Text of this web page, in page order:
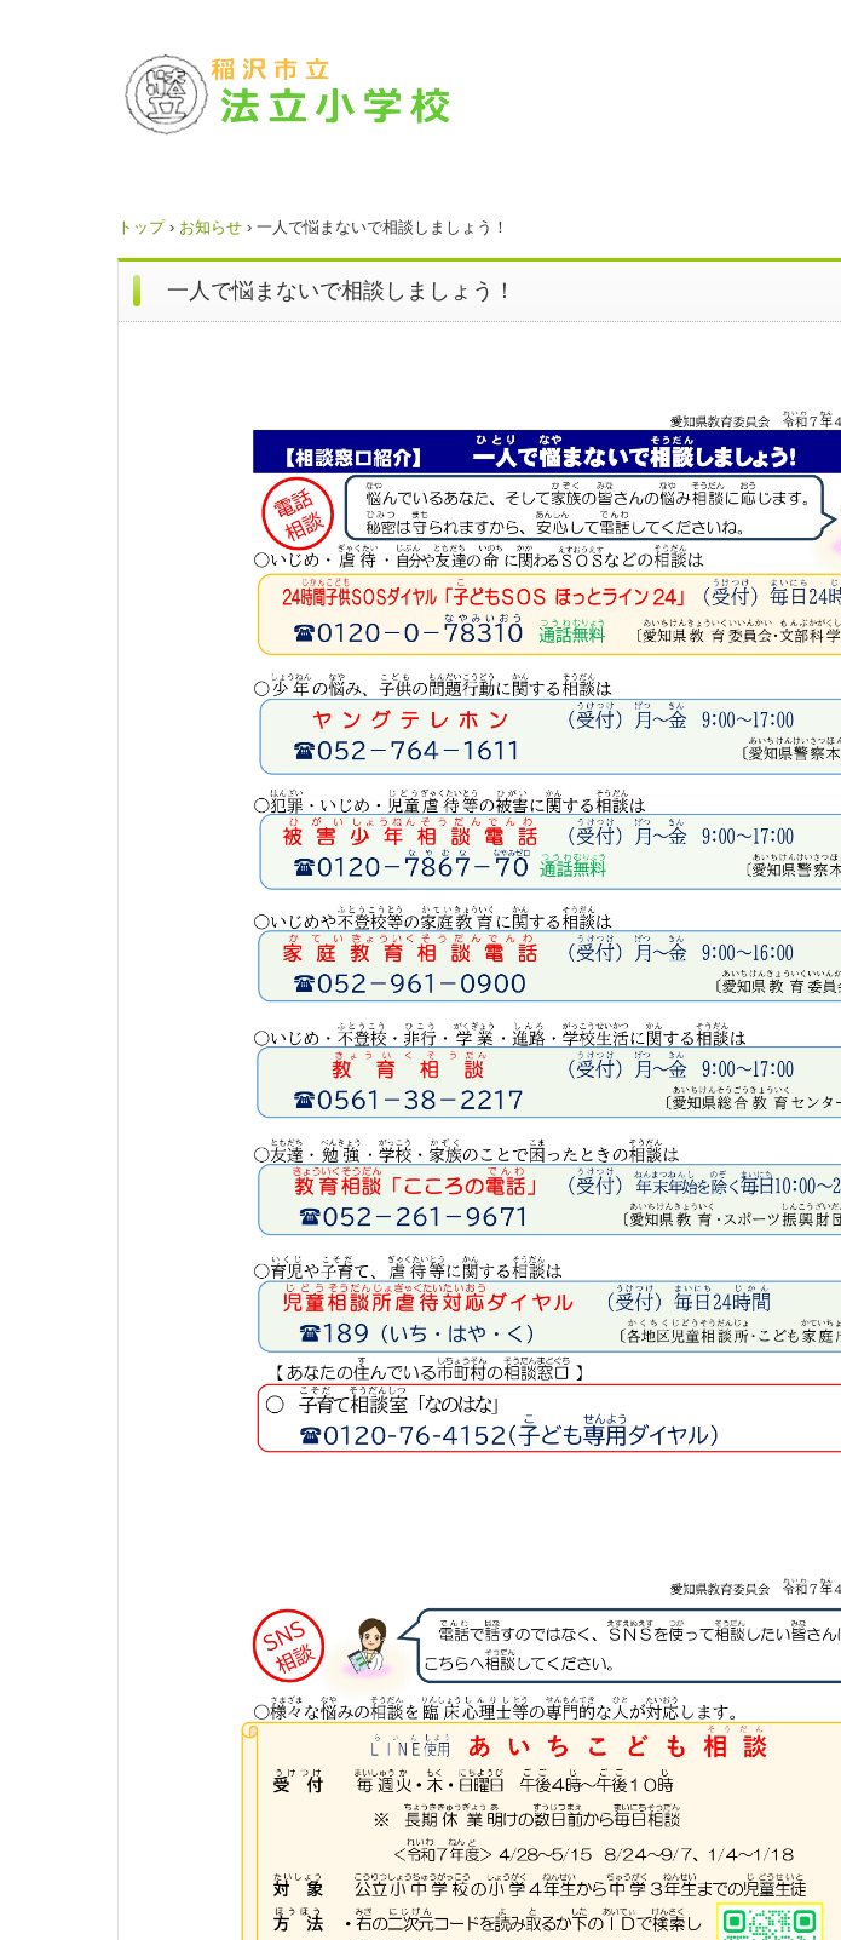
トップ › お知らせ › 一人で悩まないで相談しましょう！
一人で悩まないで相談しましょう！